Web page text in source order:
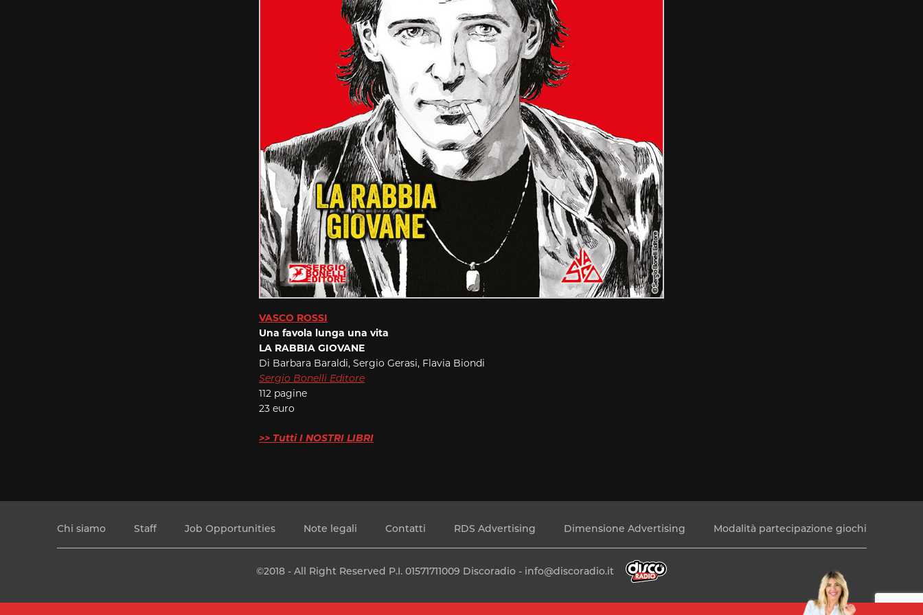
VASCO ROSSI
Una favola lunga una vita
LA RABBIA GIOVANE
Di Barbara Baraldi, Sergio Gerasi, Flavia Biondi
Sergio Bonelli Editore
112 pagine
23 euro
>> Tutti I NOSTRI LIBRI
Chi siamo Staff Job Opportunities Note legali Contatti RDS Advertising Dimensione Advertising Modalità partecipazione giochi
©2018 - All Right Reserved P.I. 01571711009 Discoradio - info@discoradio.it